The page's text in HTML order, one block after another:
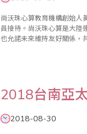
尚沃珠心算教育機構創始人
員接待。尚沃珠心算是大陸
也允諾未來維持友好關係，
2018台南亞
2018-08-30